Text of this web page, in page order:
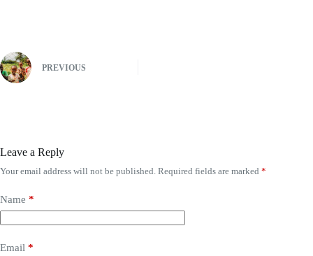
PREVIOUS
Leave a Reply
Your email address will not be published. Required fields are marked *
Name *
Email *